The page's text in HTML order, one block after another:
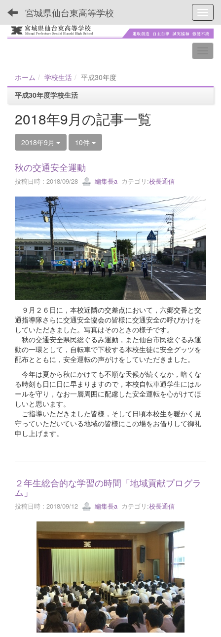
宮城県仙台東高等学校
ホーム 学校生活
平成30年度
平成30年度学校生活
2018年9月の記事一覧
2018年9月 10件
秋の交通安全運動
投稿日時 : 2018/09/28 編集長a カテゴリ:校長通信
９月２６日に，本校近隣の交差点において，六郷交番と交
通指導隊さらに交通安全協会の皆様に交通安全の呼びかけを
していただきました。写真はそのときの様子です。
秋の交通安全県民総ぐるみ運動，また仙台市民総ぐるみ運
動の一環として，自転車で下校する本校生徒に安全グッツを
配布とともに，安全運転の声がけをしていただきました。
今年は夏から秋にかけても不順な天候が続くなか，暗くな
る時刻も日に日に早まりますので，本校自転車通学生にはル
ールを守り，なお一層周囲に配慮した安全運転を心がけてほ
しいと思います。
ご指導いただきました皆様，そして日頃本校生を暖かく見
守っていただいている地域の皆様にこの場をお借りして御礼
申し上げます。
２年生総合的な学習の時間「地域貢献プログラ
ム」
投稿日時 : 2018/09/12 編集長a カテゴリ:校長通信